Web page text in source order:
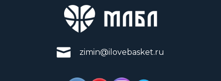
zimin@ilovebasket.ru